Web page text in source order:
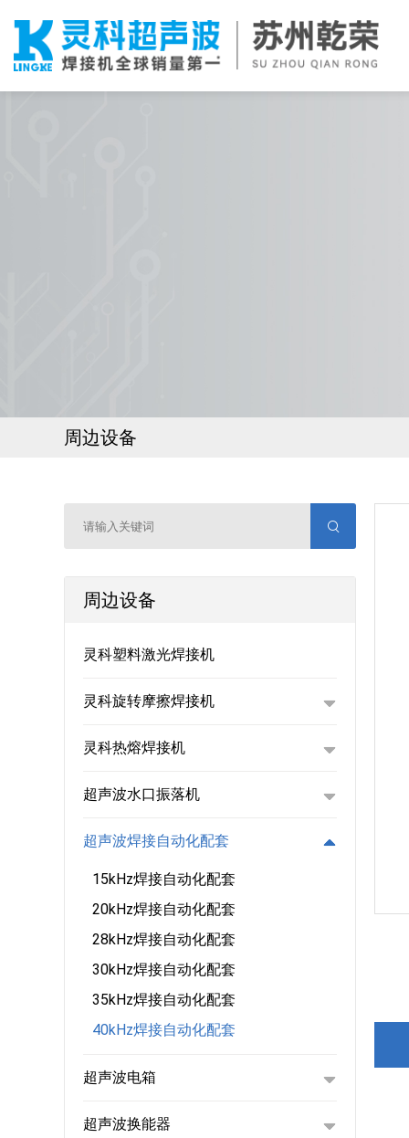
周边设备
周边设备
灵科塑料激光焊接机
灵科旋转摩擦焊接机
灵科热熔焊接机
超声波水口振落机
超声波焊接自动化配套
15kHz焊接自动化配套
20kHz焊接自动化配套
28kHz焊接自动化配套
30kHz焊接自动化配套
35kHz焊接自动化配套
40kHz焊接自动化配套
超声波电箱
超声波换能器